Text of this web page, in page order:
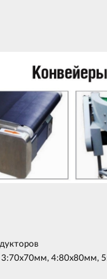
3:70х70мм,